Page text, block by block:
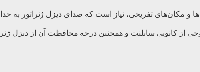
و مکان‌های تفریحی، نیاز است که صدای دیزل ژنراتور به
از کانوپی سایلنت و همچنین درجه محافظت آن از دیزل